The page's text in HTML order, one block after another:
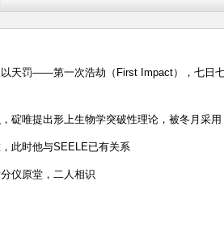
天罚——第一次浩劫（First Impact），七日
碇唯提出形上生物学突破性理论，被冬月采
此时他与SEELE已有关系
仪原堂，二人相识